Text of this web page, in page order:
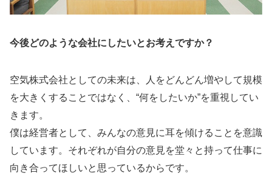
今後どのような会社にしたいとお考えですか？
空気株式会社としての未来は、人をどんどん増やして規模
を大きくすることではなく、“何をしたいか”を重視してい
きます。
僕は経営者として、みんなの意見に耳を傾けることを意識
しています。それぞれが自分の意見を堂々と持って仕事に
向き合ってほしいと思っているからです。